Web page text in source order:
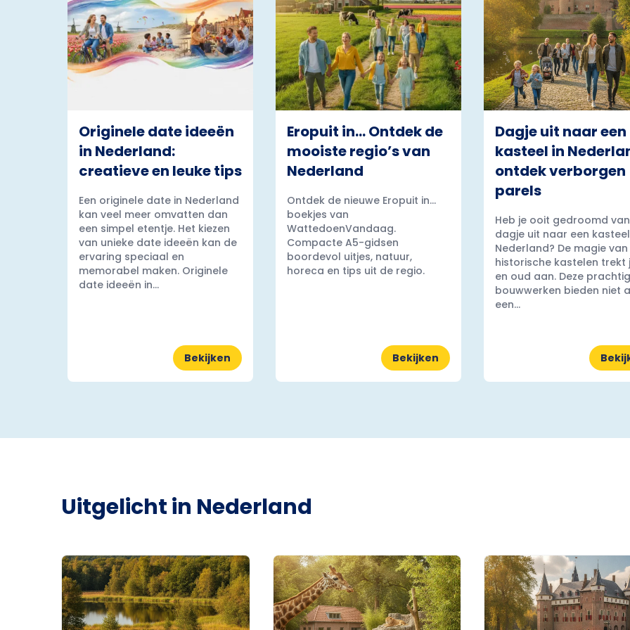
Originele date ideeën
in Nederland:
creatieve en leuke tips
Een originele date in Nederland
kan veel meer omvatten dan
een simpel etentje. Het kiezen
van unieke date ideeën kan de
ervaring speciaal en
memorabel maken. Originele
date ideeën in...
Bekijken
Eropuit in… Ontdek de
mooiste regio’s van
Nederland
Ontdek de nieuwe Eropuit in...
boekjes van
WattedoenVandaag.
Compacte A5-gidsen
boordevol uitjes, natuur,
horeca en tips uit de regio.
Bekijken
Dagje uit naar een
kasteel in
ontdek verborgen
parels
Heb je ooit gedroomd
dagje uit naar een
Nederland? De magie van
historische kastelen trekt
en oud aan. Deze
bouwwerken bieden niet
een...
Uitgelicht in Nederland